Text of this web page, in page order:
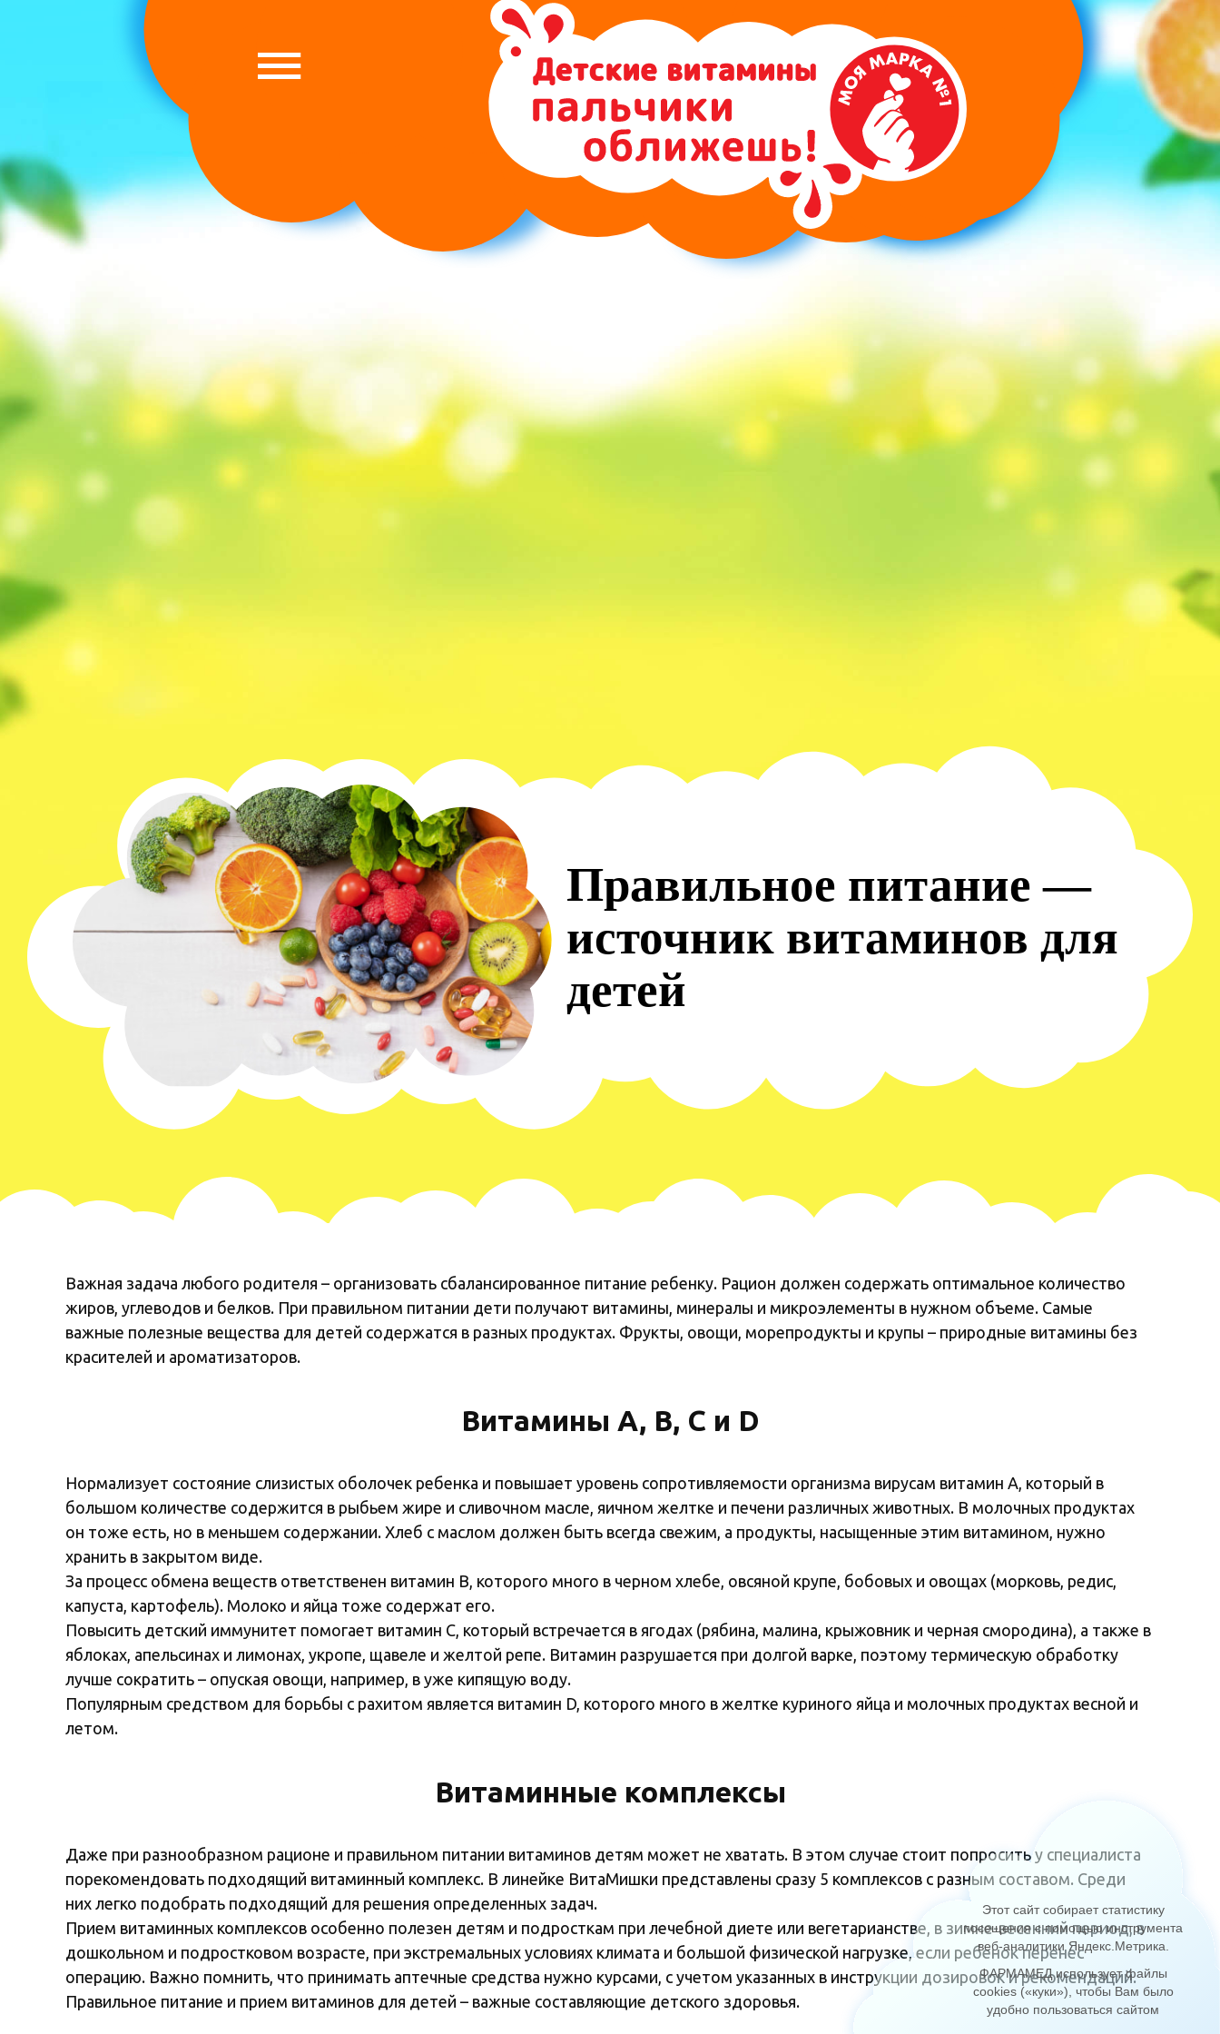
Правильное питание —
источник витаминов для
детей
Важная задача любого родителя – организовать сбалансированное питание ребенку. Рацион должен содержать оптимальное количество
жиров, углеводов и белков. При правильном питании дети получают витамины, минералы и микроэлементы в нужном объеме. Самые
важные полезные вещества для детей содержатся в разных продуктах. Фрукты, овощи, морепродукты и крупы – природные витамины без
красителей и ароматизаторов.
Витамины A, B, C и D
Нормализует состояние слизистых оболочек ребенка и повышает уровень сопротивляемости организма вирусам витамин A, который в
большом количестве содержится в рыбьем жире и сливочном масле, яичном желтке и печени различных животных. В молочных продуктах
он тоже есть, но в меньшем содержании. Хлеб с маслом должен быть всегда свежим, а продукты, насыщенные этим витамином, нужно
хранить в закрытом виде.
За процесс обмена веществ ответственен витамин B, которого много в черном хлебе, овсяной крупе, бобовых и овощах (морковь, редис,
капуста, картофель). Молоко и яйца тоже содержат его.
Повысить детский иммунитет помогает витамин C, который встречается в ягодах (рябина, малина, крыжовник и черная смородина), а также в
яблоках, апельсинах и лимонах, укропе, щавеле и желтой репе. Витамин разрушается при долгой варке, поэтому термическую обработку
лучше сократить – опуская овощи, например, в уже кипящую воду.
Популярным средством для борьбы с рахитом является витамин D, которого много в желтке куриного яйца и молочных продуктах весной и
летом.
Витаминные комплексы
Даже при разнообразном рационе и правильном питании витаминов детям может не хватать. В этом случае стоит попросить у специалиста
порекомендовать подходящий витаминный комплекс. В линейке ВитаМишки представлены сразу 5 комплексов с разным составом. Среди
них легко подобрать подходящий для решения определенных задач.
Прием витаминных комплексов особенно полезен детям и подросткам при лечебной диете или вегетарианстве, в зимне-весенний период, в
дошкольном и подростковом возрасте, при экстремальных условиях климата и большой физической нагрузке, если ребенок перенес
операцию. Важно помнить, что принимать аптечные средства нужно курсами, с учетом указанных в инструкции дозировок и рекомендаций.
Правильное питание и прием витаминов для детей – важные составляющие детского здоровья.
Этот сайт собирает статистику
посещения с помощью инструмента
веб-аналитики Яндекс.Метрика
ФАРМАМЕД использует файлы
cookies («куки»), чтобы Вам было
удобно пользоваться сайтом